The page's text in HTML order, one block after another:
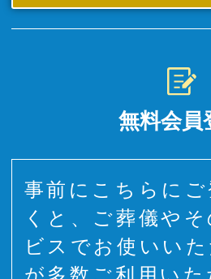
無料会員
事前にこちらに
くと、ご葬儀や
ビスでお使いい
が多数ご利用いた